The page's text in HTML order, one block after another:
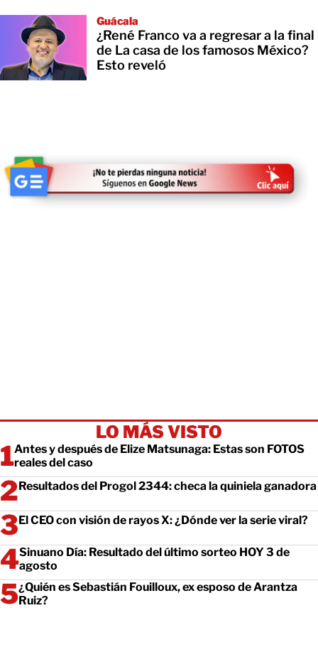
Guácala
¿René Franco va a regresar a la final
de La casa de los famosos México?
Esto reveló
LO MÁS VISTO
Antes y después de Elize Matsunaga: Estas son FOTOS
reales del caso
Resultados del Progol 2344: checa la quiniela ganadora
El CEO con visión de rayos X: ¿Dónde ver la serie viral?
Sinuano Día: Resultado del último sorteo HOY 3 de
agosto
¿Quién es Sebastián Fouilloux, ex esposo de Arantza
Ruiz?